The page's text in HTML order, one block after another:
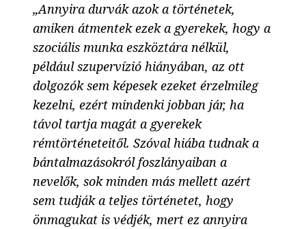
„Annyira durvák azok a történetek,
amiken átmentek ezek a gyerekek, hogy a
szociális munka eszköztára nélkül,
például szupervízió hiányában, az ott
dolgozók sem képesek ezeket érzelmileg
kezelni, ezért mindenki jobban jár, ha
távol tartja magát a gyerekek
rémtörténeteitől. Szóval hiába tudnak a
bántalmazásokról foszlányaiban a
nevelők, sok minden más mellett azért
sem tudják a teljes történetet, hogy
önmagukat is védjék, mert ez annyira